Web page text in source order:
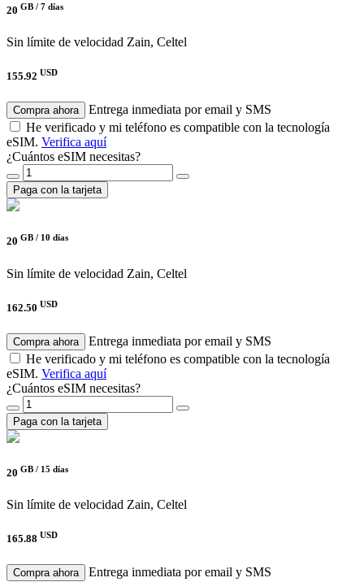
20 GB / 7 días
Sin límite de velocidad Zain, Celtel
155.92 USD
Compra ahora
Entrega inmediata por email y SMS
He verificado y mi teléfono es compatible con la tecnología
eSIM. Verifica aquí
¿Cuántos eSIM necesitas?
Paga con la tarjeta
20 GB / 10 días
Sin límite de velocidad Zain, Celtel
162.50 USD
Compra ahora
Entrega inmediata por email y SMS
He verificado y mi teléfono es compatible con la tecnología
eSIM. Verifica aquí
¿Cuántos eSIM necesitas?
Paga con la tarjeta
20 GB / 15 días
Sin límite de velocidad Zain, Celtel
165.88 USD
Compra ahora
Entrega inmediata por email y SMS